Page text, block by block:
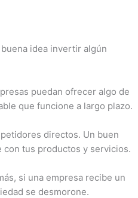
idea invertir algún
puedan ofrecer algo de
que funcione a largo plazo.
directos. Un buen
tus productos y servicios.
si una empresa recibe un
se desmorone.